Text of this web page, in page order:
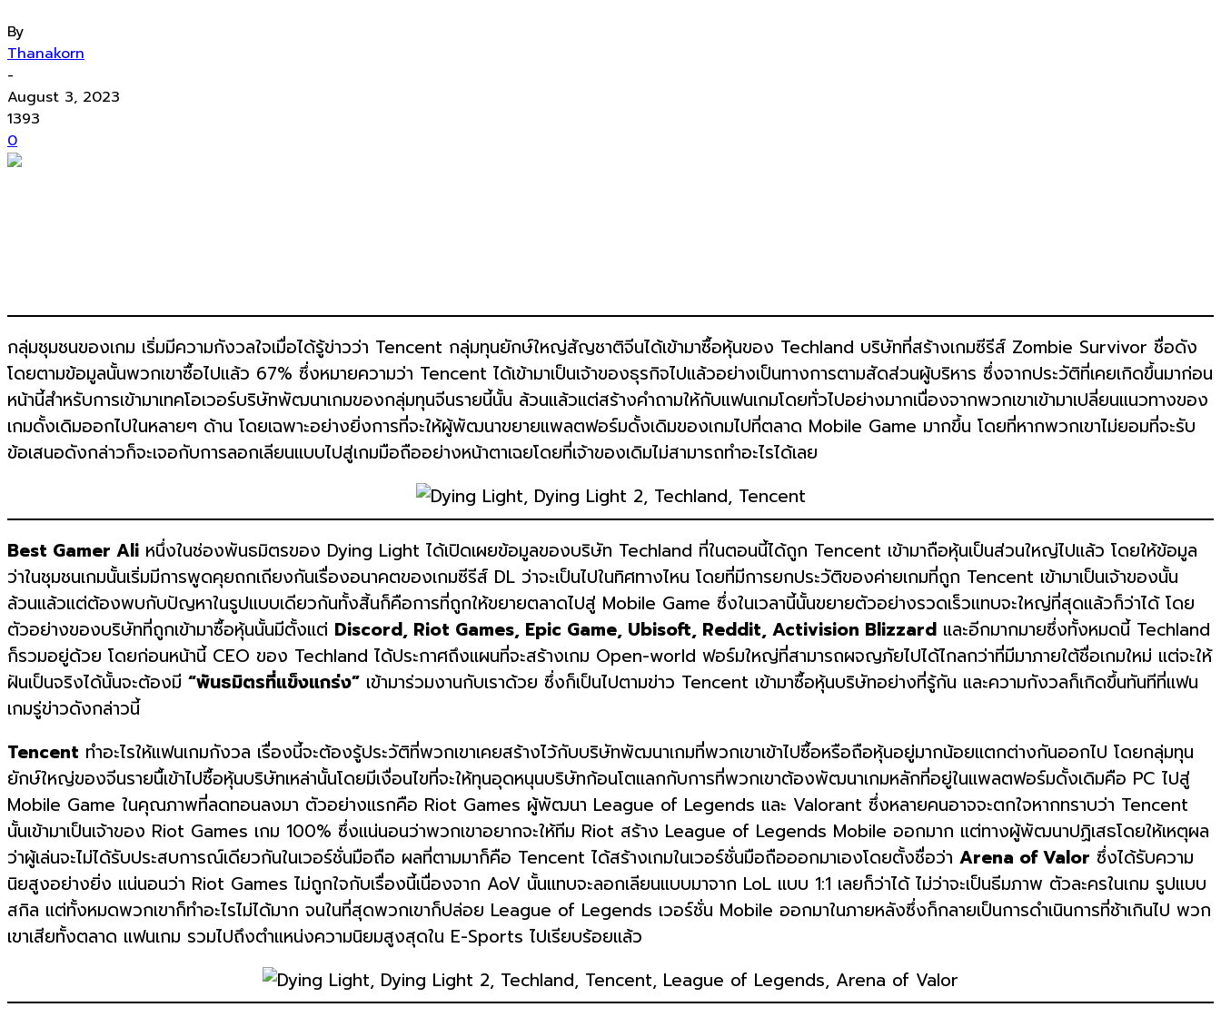
By
Thanakorn
-
August 3, 2023
1393
0
กลุ่มชุมชนของเกม เริ่มมีความกังวลใจเมื่อได้รู้ข่าวว่า Tencent กลุ่มทุนยักษ์ใหญ่สัญชาติจีนได้เข้ามาซื้อหุ้นของ Techland บริษัทที่สร้างเกมซีรีส์ Zombie Survivor ชื่อดัง
โดยตามข้อมูลนั้นพวกเขาซื้อไปแล้ว 67% ซึ่งหมายความว่า Tencent ได้เข้ามาเป็นเจ้าของธุรกิจไปแล้วอย่างเป็นทางการตามสัดส่วนผู้บริหาร ซึ่งจากประวัติที่เคยเกิดขึ้นมาก่อน
หน้านี้สำหรับการเข้ามาเทคโอเวอร์บริษัทพัฒนาเกมของกลุ่มทุนจีนรายนี้นั้น ล้วนแล้วแต่สร้างคำถามให้กับแฟนเกมโดยทั่วไปอย่างมากเนื่องจากพวกเขาเข้ามาเปลี่ยนแนวทางของ
เกมดั้งเดิมออกไปในหลายๆ ด้าน โดยเฉพาะอย่างยิ่งการที่จะให้ผู้พัฒนาขยายแพลตฟอร์มดั้งเดิมของเกมไปที่ตลาด Mobile Game มากขึ้น โดยที่หากพวกเขาไม่ยอมที่จะรับ
ข้อเสนอดังกล่าวก็จะเจอกับการลอกเลียนแบบไปสู่เกมมือถืออย่างหน้าตาเฉยโดยที่เจ้าของเดิมไม่สามารถทำอะไรได้เลย
Best Gamer Ali หนึ่งในช่องพันธมิตรของ Dying Light ได้เปิดเผยข้อมูลของบริษัท Techland ที่ในตอนนี้ได้ถูก Tencent เข้ามาถือหุ้นเป็นส่วนใหญ่ไปแล้ว โดยให้ข้อมูล
ว่าในชุมชนเกมนั้นเริ่มมีการพูดคุยถกเถียงกันเรื่องอนาคตของเกมซีรีส์ DL ว่าจะเป็นไปในทิศทางไหน โดยที่มีการยกประวัติของค่ายเกมที่ถูก Tencent เข้ามาเป็นเจ้าของนั้น
ล้วนแล้วแต่ต้องพบกับปัญหาในรูปแบบเดียวกันทั้งสิ้นก็คือการที่ถูกให้ขยายตลาดไปสู่ Mobile Game ซึ่งในเวลานี้นั้นขยายตัวอย่างรวดเร็วแทบจะใหญ่ที่สุดแล้วก็ว่าได้ โดย
ตัวอย่างของบริษัทที่ถูกเข้ามาซื้อหุ้นนั้นมีตั้งแต่ Discord, Riot Games, Epic Game, Ubisoft, Reddit, Activision Blizzard และอีกมากมายซึ่งทั้งหมดนี้ Techland
ก็รวมอยู่ด้วย โดยก่อนหน้านี้ CEO ของ Techland ได้ประกาศถึงแผนที่จะสร้างเกม Open-world ฟอร์มใหญ่ที่สามารถผจญภัยไปได้ไกลกว่าที่มีมาภายใต้ชื่อเกมใหม่ แต่จะให้
ฝันเป็นจริงได้นั้นจะต้องมี “พันธมิตรที่แข็งแกร่ง” เข้ามาร่วมงานกับเราด้วย ซึ่งก็เป็นไปตามข่าว Tencent เข้ามาซื้อหุ้นบริษัทอย่างที่รู้กัน และความกังวลก็เกิดขึ้นทันทีที่แฟน
เกมรู่ข่าวดังกล่าวนี้
Tencent ทำอะไรให้แฟนเกมกังวล เรื่องนี้จะต้องรู้ประวัติที่พวกเขาเคยสร้างไว้กับบริษัทพัฒนาเกมที่พวกเขาเข้าไปซื้อหรือถือหุ้นอยู่มากน้อยแตกต่างกันออกไป โดยกลุ่มทุน
ยักษ์ใหญ่ของจีนรายนื้เข้าไปซื้อหุ้นบริษัทเหล่านั้นโดยมีเงื่อนไขที่จะให้ทุนอุดหนุนบริษัทก้อนโตแลกกับการที่พวกเขาต้องพัฒนาเกมหลักที่อยู่ในแพลตฟอร์มดั้งเดิมคือ PC ไปสู่
Mobile Game ในคุณภาพที่ลดทอนลงมา ตัวอย่างแรกคือ Riot Games ผู้พัฒนา League of Legends และ Valorant ซึ่งหลายคนอาจจะตกใจหากทราบว่า Tencent
นั้นเข้ามาเป็นเจ้าของ Riot Games เกม 100% ซึ่งแน่นอนว่าพวกเขาอยากจะให้ทีม Riot สร้าง League of Legends Mobile ออกมาก แต่ทางผู้พัฒนาปฏิเสธโดยให้เหตุผล
ว่าผู้เล่นจะไม่ได้รับประสบการณ์เดียวกันในเวอร์ชั่นมือถือ ผลที่ตามมาก็คือ Tencent ได้สร้างเกมในเวอร์ชั่นมือถือออกมาเองโดยตั้งชื่อว่า Arena of Valor ซึ่งได้รับความ
นิยสูงอย่างยิ่ง แน่นอนว่า Riot Games ไม่ถูกใจกับเรื่องนี้เนื่องจาก AoV นั้นแทบจะลอกเลียนแบบมาจาก LoL แบบ 1:1 เลยก็ว่าได้ ไม่ว่าจะเป็นธีมภาพ ตัวละครในเกม รูปแบบ
สกิล แต่ทั้งหมดพวกเขาก็ทำอะไรไม่ได้มาก จนในที่สุดพวกเขาก็ปล่อย League of Legends เวอร์ชั่น Mobile ออกมาในภายหลังซึ่งก็กลายเป็นการดำเนินการที่ช้าเกินไป พวก
เขาเสียทั้งตลาด แฟนเกม รวมไปถึงตำแหน่งความนิยมสูงสุดใน E-Sports ไปเรียบร้อยแล้ว